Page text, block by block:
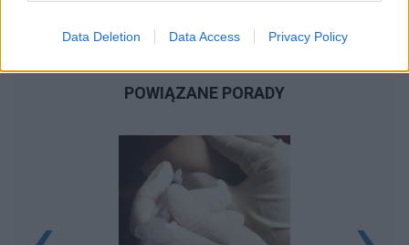
Data Deletion Data Access Privacy Policy
POWIĄZANE PORADY